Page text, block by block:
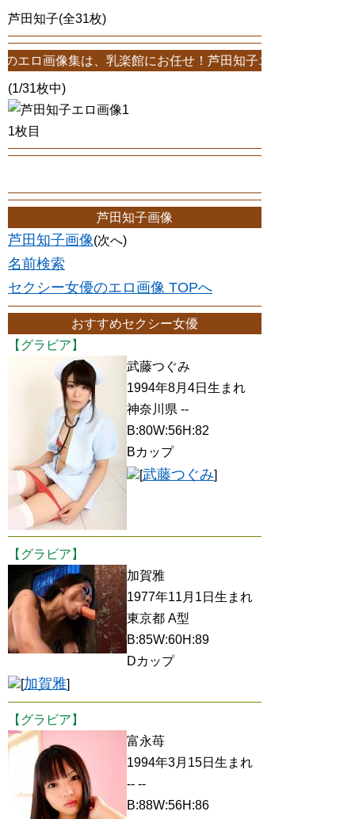
芦田知子(全31枚)
は、乳楽館にお任せ！芦田知子エロ画像が31枚！このサ
(1/31枚中)
1枚目
芦田知子画像
芦田知子画像(次へ)
名前検索
セクシー女優のエロ画像 TOPへ
おすすめセクシー女優
【グラビア】
武藤つぐみ
1994年8月4日生まれ
神奈川県 --
B:80W:56H:82
Bカップ
[武藤つぐみ]
【グラビア】
加賀雅
1977年11月1日生まれ
東京都 A型
B:85W:60H:89
Dカップ
[加賀雅]
【グラビア】
富永苺
1994年3月15日生まれ
-- --
B:88W:56H:86